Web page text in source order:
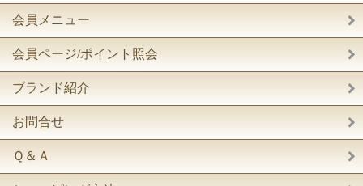
会員メニュー
会員ページ/ポイント照会
ブランド紹介
お問合せ
Ｑ＆Ａ